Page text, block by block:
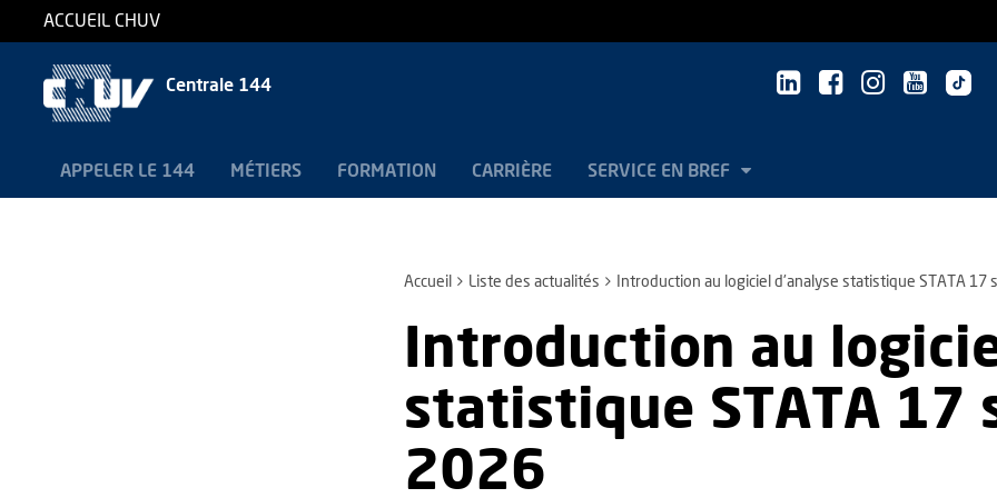
ACCUEIL CHUV
Centrale 144
APPELER LE 144 MÉTIERS FORMATION CARRIÈRE SERVICE EN BREF
Accueil Liste des actualités Introduction au logiciel d'analyse statistique STATA 17
Introduction au
statistique STATA 17
2026